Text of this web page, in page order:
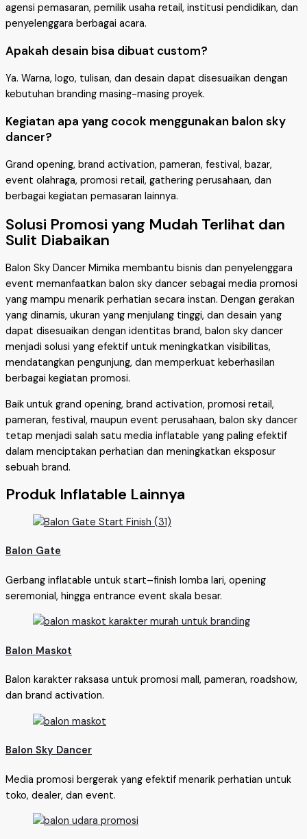
agensi pemasaran, pemilik usaha retail, institusi pendidikan, dan
penyelenggara berbagai acara.
Apakah desain bisa dibuat custom?
Ya. Warna, logo, tulisan, dan desain dapat disesuaikan dengan
kebutuhan branding masing-masing proyek.
Kegiatan apa yang cocok menggunakan balon sky
dancer?
Grand opening, brand activation, pameran, festival, bazar,
event olahraga, promosi retail, gathering perusahaan, dan
berbagai kegiatan pemasaran lainnya.
Solusi Promosi yang Mudah Terlihat dan
Sulit Diabaikan
Balon Sky Dancer Mimika membantu bisnis dan penyelenggara
event memanfaatkan balon sky dancer sebagai media promosi
yang mampu menarik perhatian secara instan. Dengan gerakan
yang dinamis, ukuran yang menjulang tinggi, dan desain yang
dapat disesuaikan dengan identitas brand, balon sky dancer
menjadi solusi yang efektif untuk meningkatkan visibilitas,
mendatangkan pengunjung, dan memperkuat keberhasilan
berbagai kegiatan promosi.
Baik untuk grand opening, brand activation, promosi retail,
pameran, festival, maupun event perusahaan, balon sky dancer
tetap menjadi salah satu media inflatable yang paling efektif
dalam menciptakan perhatian dan meningkatkan eksposur
sebuah brand.
Produk Inflatable Lainnya
Balon Gate
Gerbang inflatable untuk start–finish lomba lari, opening
seremonial, hingga entrance event skala besar.
Balon Maskot
Balon karakter raksasa untuk promosi mall, pameran, roadshow,
dan brand activation.
Balon Sky Dancer
Media promosi bergerak yang efektif menarik perhatian untuk
toko, dealer, dan event.